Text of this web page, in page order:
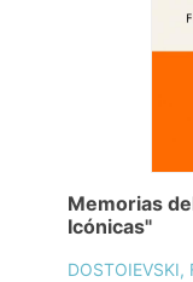
Memorias
Icónicas"
DOSTOIEVSKI,